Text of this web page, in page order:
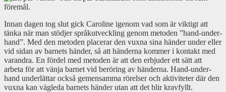
Innan dagen tog slut gick Caroline igenom vad som är viktigt att
tänka när man stödjer språkutveckling genom metoden ”hand-under-
hand”. Med den metoden placerar den vuxna sina händer under eller
vid sidan av barnets händer, så att händerna kommer i kontakt med
varandra. En fördel med metoden är att den erbjuder ett sätt att
arbeta för att vänja barnet vid beröring av händerna. Hand-under-
hand underlättar också gemensamma rörelser och aktiviteter där den
vuxna kan vägleda barnets händer utan att det blir kravfyllt.